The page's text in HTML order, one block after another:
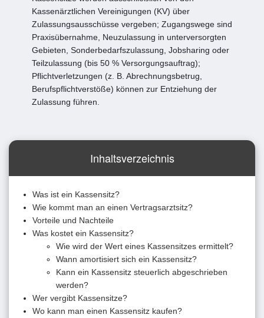
Kassenärztlichen Vereinigungen (KV) über
Zulassungsausschüsse vergeben; Zugangswege sind
Praxisübernahme, Neuzulassung in unterversorgten
Gebieten, Sonderbedarfszulassung, Jobsharing oder
Teilzulassung (bis 50 % Versorgungsauftrag);
Pflichtverletzungen (z. B. Abrechnungsbetrug,
Berufspflichtverstöße) können zur Entziehung der
Zulassung führen.
Inhaltsverzeichnis
Was ist ein Kassensitz?
Wie kommt man an einen Vertragsarztsitz?
Vorteile und Nachteile
Was kostet ein Kassensitz?
Wie wird der Wert eines Kassensitzes ermittelt?
Wann amortisiert sich ein Kassensitz?
Kann ein Kassensitz steuerlich abgeschrieben
werden?
Wer vergibt Kassensitze?
Wo kann man einen Kassensitz kaufen?